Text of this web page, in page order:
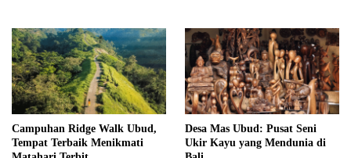
Campuhan Ridge Walk Ubud,
Tempat Terbaik Menikmati
Desa Mas Ubud: Pusat Seni
Ukir Kayu yang Mendunia di